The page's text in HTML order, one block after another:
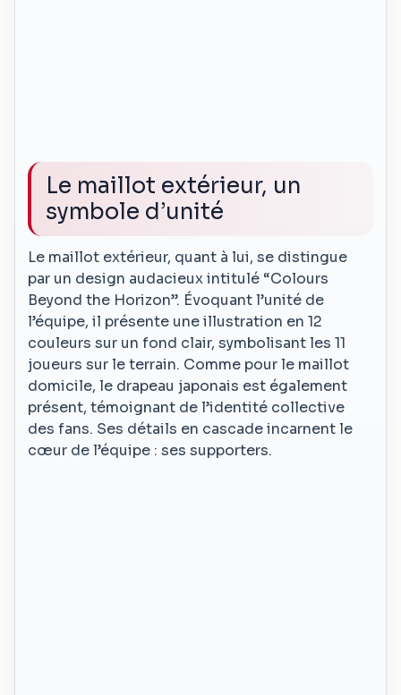
Le maillot extérieur, un
symbole d’unité
Le maillot extérieur, quant à lui, se distingue
par un design audacieux intitulé “Colours
Beyond the Horizon”. Évoquant l’unité de
l’équipe, il présente une illustration en 12
couleurs sur un fond clair, symbolisant les 11
joueurs sur le terrain. Comme pour le maillot
domicile, le drapeau japonais est également
présent, témoignant de l’identité collective
des fans. Ses détails en cascade incarnent le
cœur de l’équipe : ses supporters.